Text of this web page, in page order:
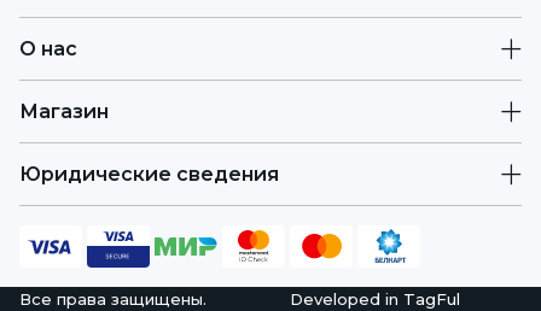
О нас
Магазин
Юридические сведения
Все права защищены. Developed in TagFul